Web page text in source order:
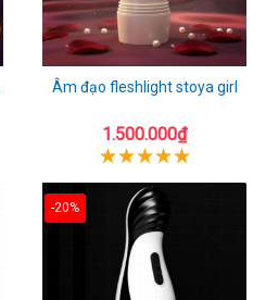
Âm đạo fleshlight stoya girl
1.500.000₫
-20%